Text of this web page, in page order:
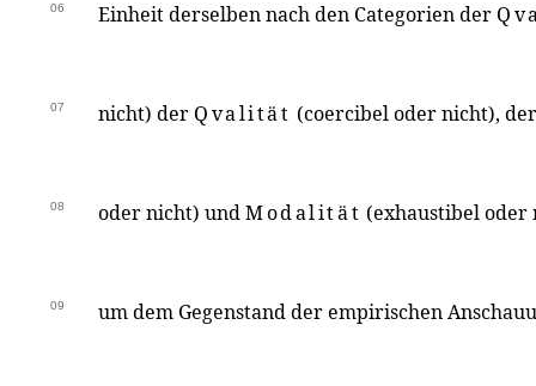
06 Einheit derselben nach den Categorien der
07 nicht) der Qvalität (coercibel oder nicht),
08 oder nicht) undModalität (exhaustibel
09 um dem Gegenstand der empirischen